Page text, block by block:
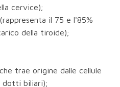
cervice);
il 75 e l'85%
della tiroide);
trae origine dalle cellule
biliari);